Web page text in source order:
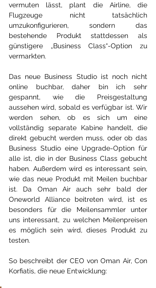
vermuten lässt, plant die Airline, die
Flugzeuge nicht tatsächlich
umzukonfigurieren, sondern das
bestehende Produkt stattdessen als
günstigere „Business Class“-Option zu
vermarkten.
Das neue Business Studio ist noch nicht
online buchbar, daher bin ich sehr
gespannt, wie die Preisgestaltung
aussehen wird, sobald es verfügbar ist. Wir
werden sehen, ob es sich um eine
vollständig separate Kabine handelt, die
direkt gebucht werden muss, oder ob das
Business Studio eine Upgrade-Option für
alle ist, die in der Business Class gebucht
haben. Außerdem wird es interessant sein,
wie das neue Produkt mit Meilen buchbar
ist. Da Oman Air auch sehr bald der
Oneworld Alliance beitreten wird, ist es
besonders für die Meilensammler unter
uns interessant, zu welchen Meilenpreisen
es möglich sein wird, dieses Produkt zu
testen.
So beschreibt der CEO von Oman Air, Con
Korfiatis, die neue Entwicklung: